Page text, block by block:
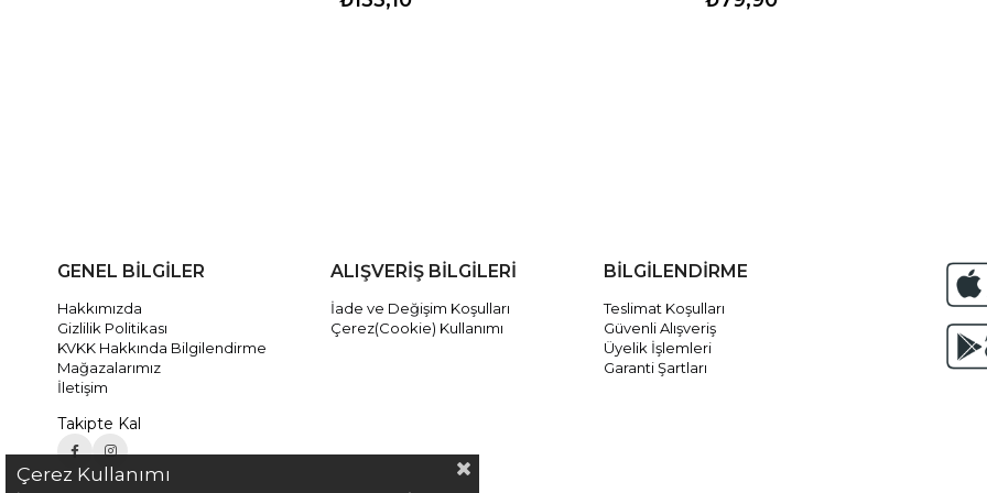
GENEL BİLGİLER
Hakkımızda
Gizlilik Politikası
KVKK Hakkında Bilgilendirme
Mağazalarımız
İletişim
Takipte Kal
ALIŞVERİŞ BİLGİLERİ
İade ve Değişim Koşulları
Çerez(Cookie) Kullanımı
BİLGİLENDİRME
Teslimat Koşulları
Güvenli Alışveriş
Üyelik İşlemleri
Garanti Şartları
Çerez Kullanımı